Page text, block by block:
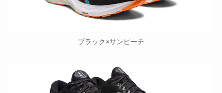
ブラック×サンピーチ